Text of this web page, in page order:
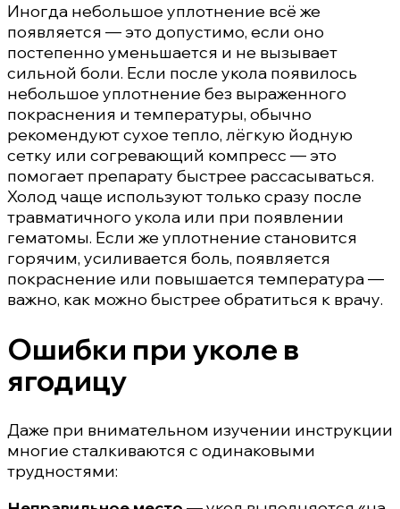
Иногда небольшое уплотнение всё же
появляется — это допустимо, если оно
постепенно уменьшается и не вызывает
сильной боли. Если после укола появилось
небольшое уплотнение без выраженного
покраснения и температуры, обычно
рекомендуют сухое тепло, лёгкую йодную
сетку или согревающий компресс — это
помогает препарату быстрее рассасываться.
Холод чаще используют только сразу после
травматичного укола или при появлении
гематомы. Если же уплотнение становится
горячим, усиливается боль, появляется
покраснение или повышается температура —
важно, как можно быстрее обратиться к врачу.
Ошибки при уколе в
ягодицу
Даже при внимательном изучении инструкции
многие сталкиваются с одинаковыми
трудностями: